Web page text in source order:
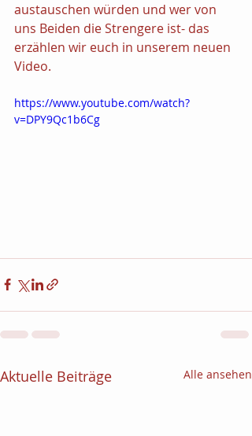
austauschen würden und wer von
uns Beiden die Strengere ist- das
erzählen wir euch in unserem neuen
Video.
https://www.youtube.com/watch?
v=DPY9Qc1b6Cg
Aktuelle Beiträge Alle ansehen